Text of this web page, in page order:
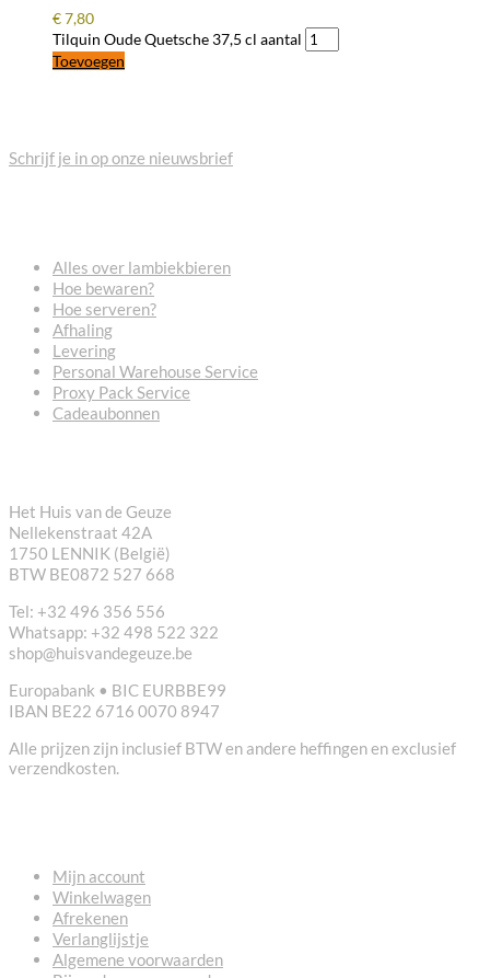
€7,80
Tilquin Oude Quetsche 37,5 cl aantal
Toevoegen
Schrijf je in op onze nieuwsbrief
Alles over lambiekbieren
Hoe bewaren?
Hoe serveren?
Afhaling
Levering
Personal Warehouse Service
Proxy Pack Service
Cadeaubonnen
Het Huis van de Geuze
Nellekenstraat 42A
1750 LENNIK (België)
BTW BE0872 527 668
Tel: +32 496 356 556
Whatsapp: +32 498 522 322
shop@huisvandegeuze.be
Europabank • BIC EURBBE99
IBAN BE22 6716 0070 8947
Alle prijzen zijn inclusief BTW en andere heffingen en exclusief
verzendkosten.
Mijn account
Winkelwagen
Afrekenen
Verlanglijstje
Algemene voorwaarden